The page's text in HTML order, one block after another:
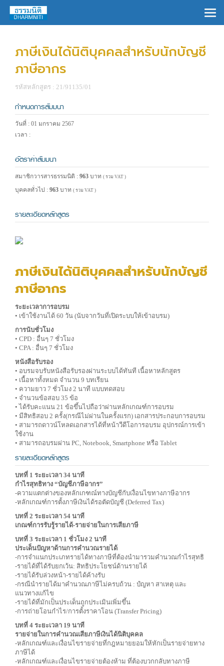
ภาษีเงินได้นิติบุคคลสำหรับนักบัญชี
ภาษีอากร
รหัสหลักสูตร : 21/91135/01
กำหนดการสัมมนา
วันที่ : 01 มกราคม 2567
เวลา :
อัตราค่าสัมมนา
สมาชิกวารสารธรรมนิติ : 963 บาท ( รวม VAT )
บุคคลทั่วไป : 963 บาท ( รวม VAT )
รายละเอียดหลักสูตร
ภาษีเงินได้นิติบุคคลสำหรับนักบัญชี
ภาษีอากร
ระยะเวลาการอบรม
• เข้าใช้งานได้ 60 วัน (นับจากวันที่เปิดระบบให้เข้าอบรม)
การนับชั่วโมง
• CPD : อื่นๆ 7 ชั่วโมง
• CPA : อื่นๆ 7 ชั่วโมง
หนังสือรับรอง
• อบรมจบรับหนังสือรับรองผ่านระบบได้ทันที เนื้อหาหลักสูตร
• เนื้อหาทั้งหมด จำนวน 9 บทเรียน
• ความยาว 7 ชั่วโมง 2 นาที แบบทดสอบ
• จำนวนข้อสอบ 35 ข้อ
• ได้รับคะแนน 21 ข้อขึ้นไปถือว่าผ่านหลักเกณฑ์การอบรม
• มีสิทธิสอบ 2 ครั้ง(กรณีไม่ผ่านในครั้งแรก) เอกสารประกอบการอบรม
• สามารถดาวน์โหลดเอกสารได้ที่หน้าวีดีโอการอบรม อุปกรณ์การเข้า
ใช้งาน
• สามารถอบรมผ่าน PC, Notebook, Smartphone หรือ Tablet
รายละเอียดหลักสูตร
บทที่ 1 ระยะเวลา 34 นาที
กำไรสุทธิทาง “บัญชีภาษีอากร”
-ความแตกต่างของหลักเกฑณ์ทางบัญชีกับเงื่อนไขทางภาษีอากร
-หลักเกณฑ์การตั้งภาษีเงินได้รอตัดบัญชี (Deferred Tax)
บทที่ 2 ระยะเวลา 54 นาที
เกณฑ์การรับรู้รายได้-รายจ่ายในการเสียภาษี
บทที่ 3 ระยะเวลา 1 ชั่วโมง 2 นาที
ประเด็นปัญหาด้านการคำนวณรายได้
-การจำแนกประเภทรายได้ทางภาษีที่ต้องนำมารวมคำนวณกำไรสุทธิ
-รายได้ที่ได้รับยกเว้น: สิทธิประโยชน์ด้านรายได้
-รายได้รับล่วงหน้า-รายได้ค้างรับ
-กรณีนำรายได้มาคำนวณภาษีไม่ครบถ้วน : ปํญหา สาเหตุ และ
แนวทางแก้ไข
-รายได้ที่มักเป็นประเด็นถูกประเมินเพิ่มขึ้น
-การถ่ายโอนกำไร/การตั้งราคาโอน (Transfer Pricing)
บทที่ 4 ระยะเวลา 19 นาที
รายจ่ายในการคำนวณเสียภาษีเงินได้นิติบุคคล
-หลักเกณฑ์และเงื่อนไขรายจ่ายที่กฎหมายยอมให้หักเป็นรายจ่ายทาง
ภาษีได้
-หลักเกณฑ์และเงื่อนไขรายจ่ายต้องห้าม ที่ต้องบวกกลับทางภาษี
×